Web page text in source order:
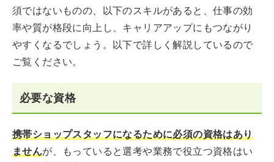
須ではないものの、以下のスキルがあると、仕事の効
率や質が格段に向上し、キャリアアップにもつながり
やすくなるでしょう。以下で詳しく解説しているので
ご覧ください。
必要な資格
携帯ショップスタッフになるために必須の資格はあり
ませんが、もっていると選考や業務で役立つ資格はい